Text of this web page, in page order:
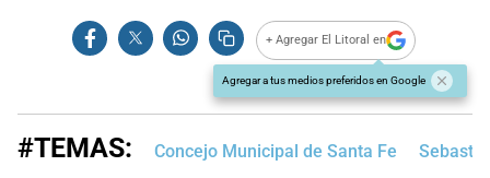
+ Agregar El Litoral en
Agregar a tus medios preferidos en Google
#TEMAS: Concejo Municipal de Santa Fe